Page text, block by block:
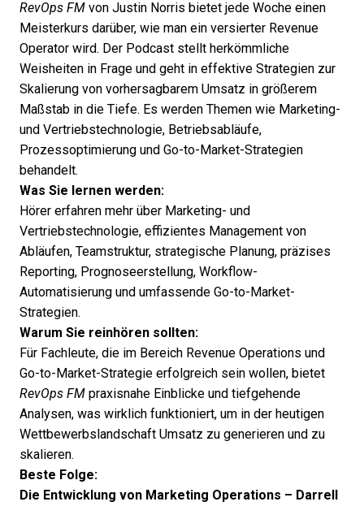
RevOps FM von Justin Norris bietet jede Woche einen
Meisterkurs darüber, wie man ein versierter Revenue
Operator wird. Der Podcast stellt herkömmliche
Weisheiten in Frage und geht in effektive Strategien zur
Skalierung von vorhersagbarem Umsatz in größerem
Maßstab in die Tiefe. Es werden Themen wie Marketing-
und Vertriebstechnologie, Betriebsabläufe,
Prozessoptimierung und Go-to-Market-Strategien
behandelt.
Was Sie lernen werden:
Hörer erfahren mehr über Marketing- und
Vertriebstechnologie, effizientes Management von
Abläufen, Teamstruktur, strategische Planung, präzises
Reporting, Prognoseerstellung, Workflow-
Automatisierung und umfassende Go-to-Market-
Strategien.
Warum Sie reinhören sollten:
Für Fachleute, die im Bereich Revenue Operations und
Go-to-Market-Strategie erfolgreich sein wollen, bietet
RevOps FM praxisnahe Einblicke und tiefgehende
Analysen, was wirklich funktioniert, um in der heutigen
Wettbewerbslandschaft Umsatz zu generieren und zu
skalieren.
Beste Folge:
Die Entwicklung von Marketing Operations – Darrell